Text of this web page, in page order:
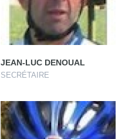
JEAN-LUC DENOUAL
SECRÉTAIRE